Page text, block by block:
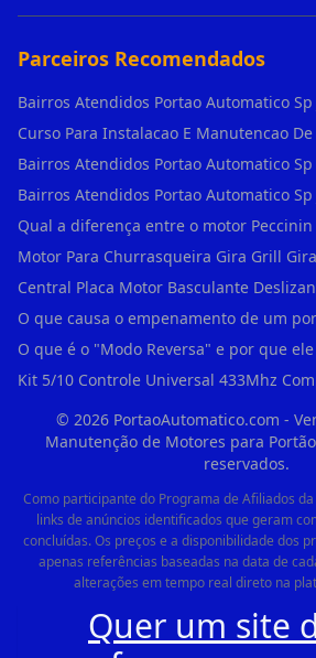
Parceiros Recomendados
© 2026PortaoAutomatico.com -
Manutenção de Motores para
reservados.
Como participante do Programa de Afiliados
links de anúncios identificados que geram
concluídas. Os preços e a disponibilidade dos
apenas referências baseadas na data de
alterações em tempo real direto na
Quer um site